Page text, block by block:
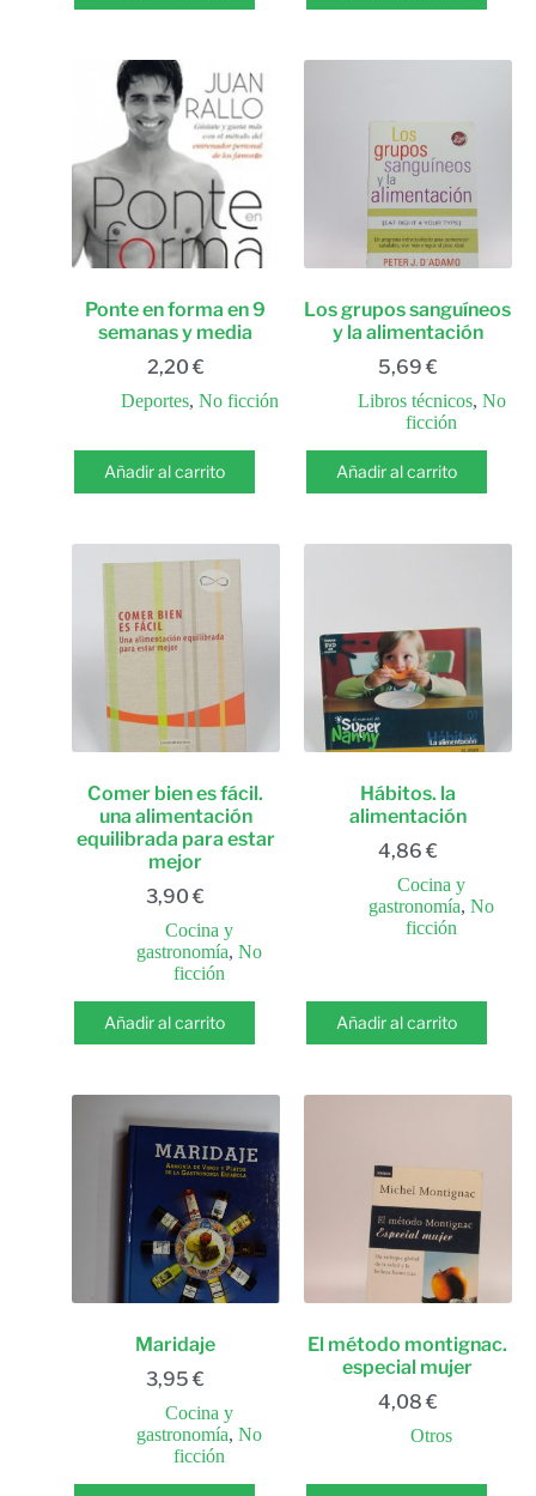
Ponte en forma en 9
semanas y media
2,20 €
Deportes, No ficción
Añadir al carrito
Los grupos sanguíneos
y la alimentación
5,69 €
Libros técnicos, No
ficción
Añadir al carrito
Comer bien es fácil.
una alimentación
equilibrada para estar
mejor
3,90€
Cocina y
gastronomía,No
ficción
Añadir al carrito
Hábitos. la
alimentación
4,86 €
Cocina y
gastronomía,No
ficción
Añadir al carrito
Maridaje
3,95€
Cocina y
gastronomía,No
ficción
El método montignac.
especial mujer
4,08 €
Otros